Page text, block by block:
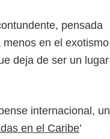
pensada
en el exotismo
deja de ser un lugar
internacional, un
en el Caribe’